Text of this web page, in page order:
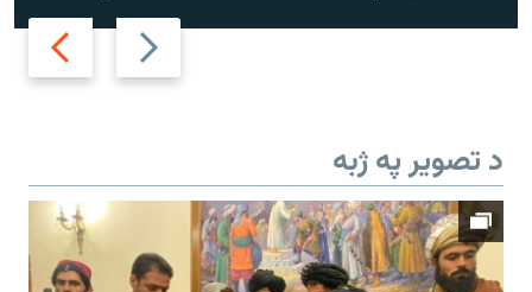
Previous
slide
Next
slide
د تصویر په ژبه